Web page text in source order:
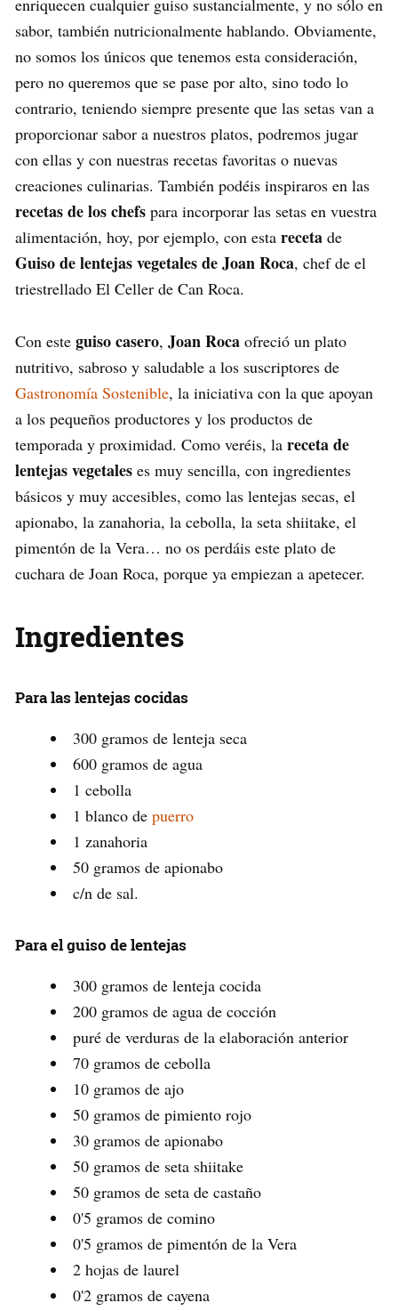
enriquecen cualquier guiso sustancialmente, y no sólo en
sabor, también nutricionalmente hablando. Obviamente,
no somos los únicos que tenemos esta consideración,
pero no queremos que se pase por alto, sino todo lo
contrario, teniendo siempre presente que las setas van a
proporcionar sabor a nuestros platos, podremos jugar
con ellas y con nuestras recetas favoritas o nuevas
creaciones culinarias. También podéis inspiraros en las
recetas de los chefs para incorporar las setas en vuestra
alimentación, hoy, por ejemplo, con esta receta de
Guiso de lentejas vegetales de Joan Roca, chef de el
triestrellado El Celler de Can Roca.
Con este guiso casero, Joan Roca ofreció un plato
nutritivo, sabroso y saludable a los suscriptores de
Gastronomía Sostenible, la iniciativa con la que apoyan
a los pequeños productores y los productos de
temporada y proximidad. Como veréis, la receta de
lentejas vegetales es muy sencilla, con ingredientes
básicos y muy accesibles, como las lentejas secas, el
apionabo, la zanahoria, la cebolla, la seta shiitake, el
pimentón de la Vera… no os perdáis este plato de
cuchara de Joan Roca, porque ya empiezan a apetecer.
Ingredientes
Para las lentejas cocidas
300 gramos de lenteja seca
600 gramos de agua
1 cebolla
1 blanco de puerro
1 zanahoria
50 gramos de apionabo
c/n de sal.
Para el guiso de lentejas
300 gramos de lenteja cocida
200 gramos de agua de cocción
puré de verduras de la elaboración anterior
70 gramos de cebolla
10 gramos de ajo
50 gramos de pimiento rojo
30 gramos de apionabo
50 gramos de seta shiitake
50 gramos de seta de castaño
0'5 gramos de comino
0'5 gramos de pimentón de la Vera
2 hojas de laurel
0'2 gramos de cayena